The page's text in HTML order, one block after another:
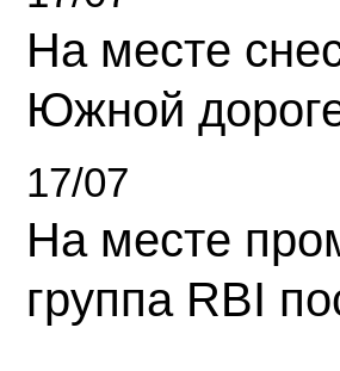
На месте
Южной
17/07
На месте
группа RBI